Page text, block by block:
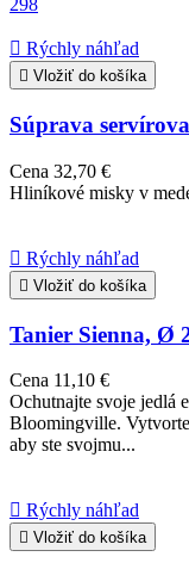
 Rýchly náhľad
 Vložiť do košíka
Súprava
Cena 32,70 €
Hliníkové misky v
 Rýchly náhľad
 Vložiť do košíka
Tanier Sienna, Ø
Cena 11,10 €
Ochutnajte svoje jedlá
Bloomingville.
aby ste svojmu...
 Rýchly náhľad
 Vložiť do košíka